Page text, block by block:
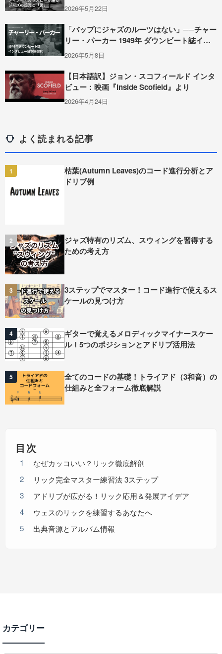
2026年5月22日
「バップにジャズのルーツはない」──チャー
リー・パーカー 1949年 ダウンビート誌イン
タビュー全訳
2026年5月8日
【日本語訳】ジョン・スコフィールド インタ
ビュー：映画『Inside Scofield』より
2026年4月24日
よく読まれる記事
1
枯葉(Autumn Leaves)のコード進行分析とア
ドリブ例
2
ジャズ特有のリズム、スウィングを習得する
ための考え方
3
3ステップでマスター！コード進行で使えるス
ケールの見つけ方
4
ギターで覚えるメロディックマイナースケー
ル！5つのポジションとアドリブ活用法
5
全てのコードの基礎！トライアド（3和音）の
仕組みと全フォーム徹底解説
目次
なぜカッコいい？リック徹底解剖
リック完全マスター練習法 3ステップ
アドリブが広がる！リック応用＆発展アイデア
ウェスのリックを練習するあなたへ
出典音源とアルバム情報
カテゴリー